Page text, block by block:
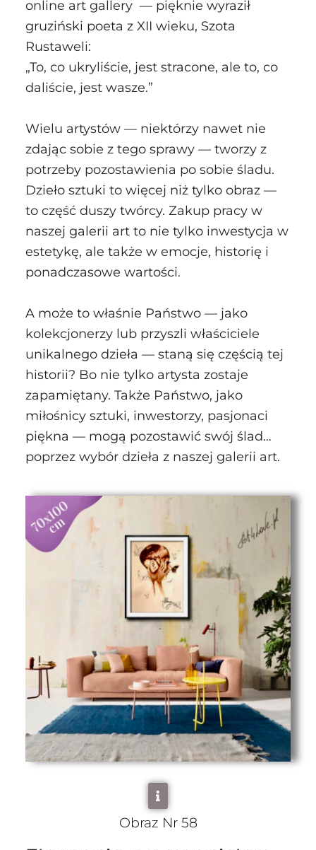
online art gallery — pięknie wyraził
gruziński poeta z XII wieku, Szota
Rustaweli:
„To, co ukryliście, jest stracone, ale to, co
daliście, jest wasze.”
Wielu artystów — niektórzy nawet nie
zdając sobie z tego sprawy — tworzy z
potrzeby pozostawienia po sobie śladu.
Dzieło sztuki to więcej niż tylko obraz —
to część duszy twórcy. Zakup pracy w
naszej galerii art to nie tylko inwestycja w
estetykę, ale także w emocje, historię i
ponadczasowe wartości.
A może to właśnie Państwo — jako
kolekcjonerzy lub przyszli właściciele
unikalnego dzieła — staną się częścią tej
historii? Bo nie tylko artysta zostaje
zapamiętany. Także Państwo, jako
miłośnicy sztuki, inwestorzy, pasjonaci
piękna — mogą pozostawić swój ślad…
poprzez wybór dzieła z naszej galerii art.
Obraz Nr 58